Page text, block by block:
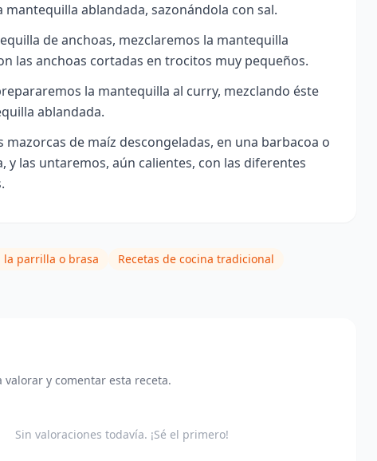
mantequilla ablandada, sazonándola con sal.
de anchoas, mezclaremos la mantequilla
las anchoas cortadas en trocitos muy pequeños.
la mantequilla al curry, mezclando éste
ablandada.
mazorcas de maíz descongeladas, en una barbacoa o
y las untaremos, aún calientes, con las diferentes
la parrilla o brasa
Recetas de cocina tradicional
valorar y comentar esta receta.
Sin valoraciones todavía. ¡Sé el primero!